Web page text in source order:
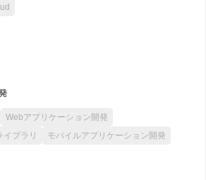
Webアプリケーション開発
イブラリ
モバイルアプリケーション開発